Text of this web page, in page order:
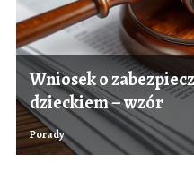
Wniosek o
dzieckiem – wzór
Porady